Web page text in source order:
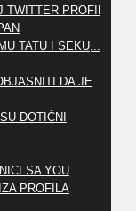
PROFIL
TATU I SEKU,..
DA JE
DOTIČNI
SA YOU
PROFILA